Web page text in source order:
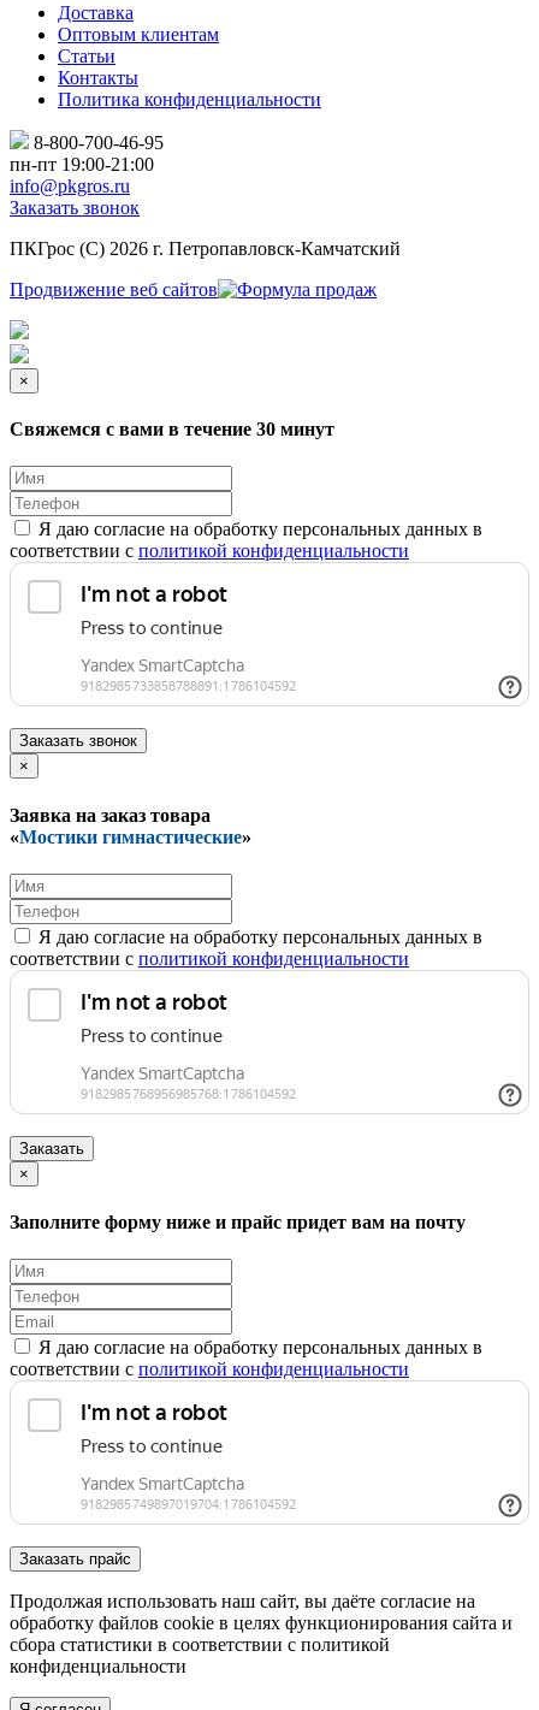
Доставка
Оптовым клиентам
Статьи
Контакты
Политика конфиденциальности
8-800-700-46-95
пн-пт 19:00-21:00
info@pkgros.ru
Заказать звонок
ПКГрос (С) 2026 г. Петропавловск-Камчатский
Продвижение веб сайтов
×
Свяжемся с вами в течение 30 минут
Я даю согласие на обработку персональных данных в
соответствии с политикой конфиденциальности
Заказать звонок
×
Заявка на заказ товара
«Мостики гимнастические»
Я даю согласие на обработку персональных данных в
соответствии с политикой конфиденциальности
Заказать
×
Заполните форму ниже и прайс придет вам на почту
Я даю согласие на обработку персональных данных в
соответствии с политикой конфиденциальности
Заказать прайс
Продолжая использовать наш сайт, вы даёте согласие на
обработку файлов cookie в целях функционирования сайта и
сбора статистики в соответствии с политикой
конфиденциальности